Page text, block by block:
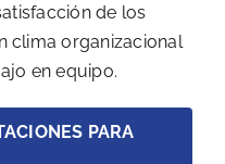
de los
clima organizacional
en equipo.
PARA